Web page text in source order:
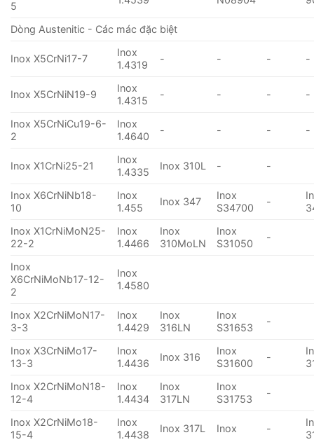
5
Dòng Austenitic - Các mác đặc biệt
Inox X5CrNi17-7
Inox
1.4319
- - - -
Inox X5CrNiN19-9
Inox
1.4315
- - - -
Inox X5CrNiCu19-6-
2
Inox
1.4640
- - - -
Inox X1CrNi25-21
Inox
1.4335
Inox 310L - -
Inox X6CrNiNb18-
10
Inox
1.455
Inox 347
Inox
S34700
-
Inox X1CrNiMoN25-
22-2
Inox
1.4466
Inox
310MoLN
Inox
S31050
-
Inox
X6CrNiMoNb17-12-
2
Inox
1.4580
Inox X2CrNiMoN17-
3-3
Inox
1.4429
Inox
316LN
Inox
S31653
-
Inox X3CrNiMo17-
13-3
Inox
1.4436
Inox 316
Inox
S31600
-
Inox X2CrNiMoN18-
12-4
Inox
1.4434
Inox
317LN
Inox
S31753
-
Inox X2CrNiMo18-
15-4
Inox
1.4438
Inox 317L Inox -